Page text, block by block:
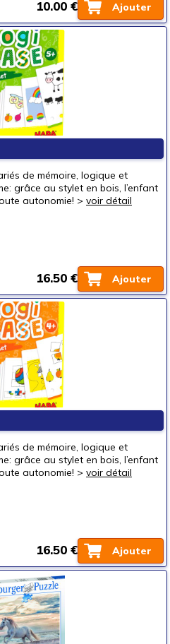
Ajouter
10.00 €
de mémoire, logique et
grâce au stylet en bois, l’enfant
autonomie! > voir détail
Ajouter
16.50 €
de mémoire, logique et
grâce au stylet en bois, l’enfant
autonomie! > voir détail
Ajouter
16.50 €